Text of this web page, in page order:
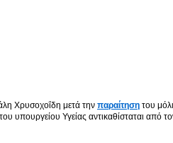
Χρυσοχοΐδη μετά την παραίτηση του
Υγείας αντικαθίσταται από